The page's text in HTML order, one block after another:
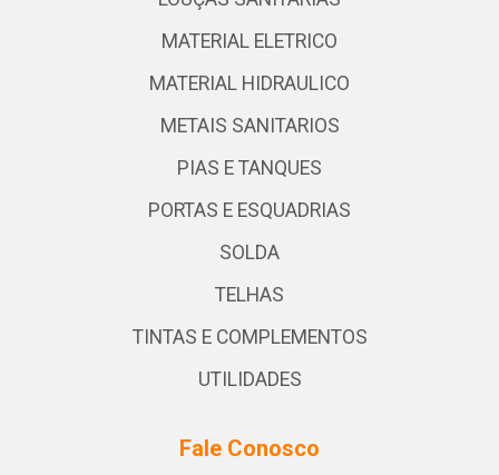
MATERIAL ELETRICO
MATERIAL HIDRAULICO
METAIS SANITARIOS
PIAS E TANQUES
PORTAS E ESQUADRIAS
SOLDA
TELHAS
TINTAS E COMPLEMENTOS
UTILIDADES
Fale Conosco